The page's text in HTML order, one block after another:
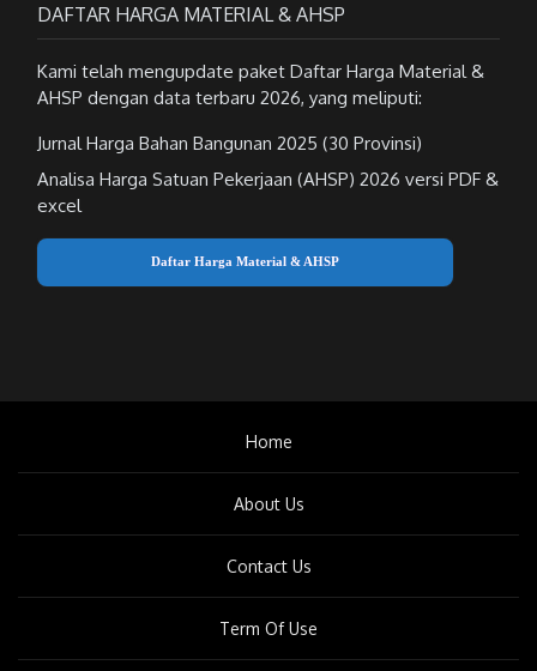
DAFTAR HARGA MATERIAL & AHSP
Kami telah mengupdate paket Daftar Harga Material &
AHSP dengan data terbaru 2026, yang meliputi:
Jurnal Harga Bahan Bangunan 2025 (30 Provinsi)
Analisa Harga Satuan Pekerjaan (AHSP) 2026 versi PDF &
excel
Daftar Harga Material & AHSP
Home
About Us
Contact Us
Term Of Use